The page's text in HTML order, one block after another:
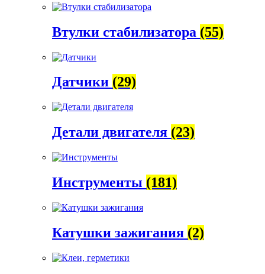
Втулки стабилизатора (55)
Датчики (29)
Детали двигателя (23)
Инструменты (181)
Катушки зажигания (2)